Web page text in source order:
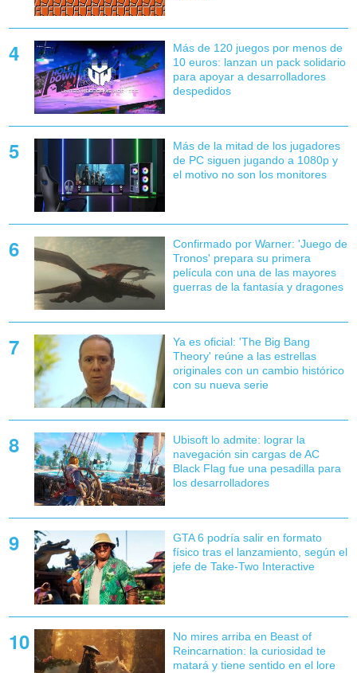
Más de 120 juegos por menos de
10 euros: lanzan un pack solidario
para apoyar a desarrolladores
despedidos
Más de la mitad de los jugadores
de PC siguen jugando a 1080p y
el motivo no son los monitores
Confirmado por Warner: 'Juego de
Tronos' prepara su primera
película con una de las mayores
guerras de la fantasía y dragones
Ya es oficial: 'The Big Bang
Theory' reúne a las estrellas
originales con un cambio histórico
con su nueva serie
Ubisoft lo admite: lograr la
navegación sin cargas de AC
Black Flag fue una pesadilla para
los desarrolladores
GTA 6 podría salir en formato
físico tras el lanzamiento, según el
jefe de Take-Two Interactive
No mires arriba en Beast of
Reincarnation: la curiosidad te
matará y tiene sentido en el lore